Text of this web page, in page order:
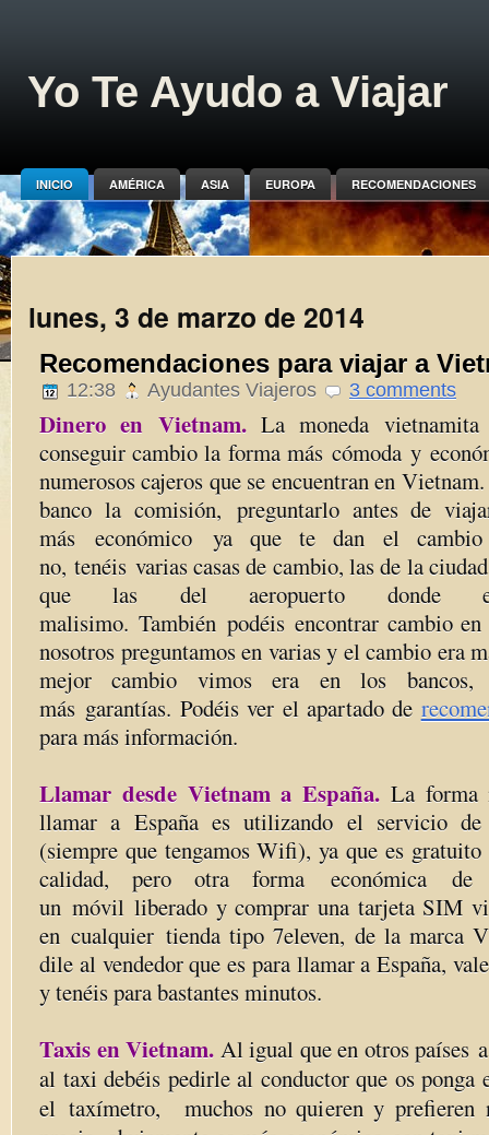
Yo Te Ayudo a Viajar
INICIO AMÉRICA ASIA EUROPA RECOMENDACIONES
lunes, 3 de marzo de 2014
Recomendaciones para viajar a
12:38 Ayudantes Viajeros 3 comments
Dinero en Vietnam.La moneda
conseguir cambio la forma más cómoda y
numerosos cajeros que se encuentran en
banco la comisión, preguntarlo antes de
más económico ya que te dan el
no, tenéis varias casas de cambio, las de la
que las del aeropuerto donde
malisimo. También podéis encontrar cambio
nosotros preguntamos en varias y el cambio era
mejor cambio vimos era en los bancos,
más garantías. Podéis ver el apartado de
para más información.
Llamar desde Vietnam a España. La forma
llamar a España es utilizando el servicio
(siempre que tengamos Wifi), ya que es gratuito
calidad, pero otra forma económica
un móvil liberado y comprar una tarjeta SIM
en cualquier tienda tipo 7eleven, de la marca
dile al vendedor que es para llamar a España,
y tenéis para bastantes minutos.
Taxis en Vietnam. Al igual que en otros países
al taxi debéis pedirle al conductor que os ponga
el taxímetro, muchos no quieren y prefieren